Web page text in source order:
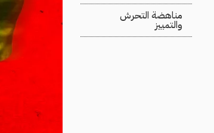
مناهضة التحرش
والتمييز